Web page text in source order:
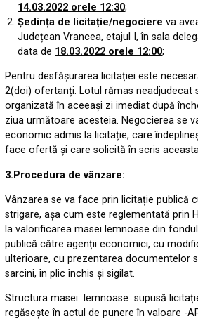
14.03.2022 orele 12:30;
Ședința de licitație/negociere va
Județean Vrancea, etajul I, în sala
data de 18.03.2022 orele 12:00;
Pentru desfășurarea licitației este
2(doi) ofertanți. Lotul rămas neadjudecat
organizată în aceeași zi imediat după
ziua următoare acesteia. Negocierea se
economic admis la licitație, care
face ofertă și care solicită în scris
3.Procedura de vânzare:
Vânzarea se va face prin licitație publică
strigare, așa cum este reglementată prin
la valorificarea masei lemnoase din
publică către agenții economici, cu
ulterioare, cu prezentarea documentelor
sarcini, în plic închis și sigilat.
Structura masei lemnoase supusă
regăsește în actul de punere în valoare -